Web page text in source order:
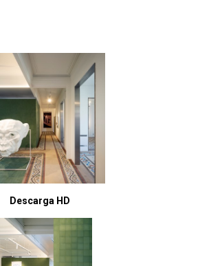
Descarga HD